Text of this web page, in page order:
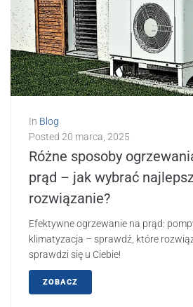
In Blog
Posted 20 marca, 2025
Różne sposoby
prąd – jak wybrać
rozwiązanie?
Efektywne ogrzewanie na prąd:
klimatyzacja – sprawdź, które
sprawdzi się u Ciebie!
ZOBACZ